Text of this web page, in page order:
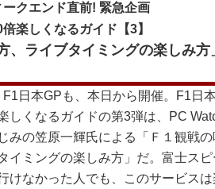
クエンド直前! 緊急企画
楽しくなるガイド【3】
、ライブタイミングの楽しみ方
F1日本GPも、本日から開催。F1日
しくなるガイドの第3弾は、PC
じみの笠原一輝氏による「Ｆ１観戦
イミングの楽しみ方」だ。富士ス
けなかった人でも、このサービス